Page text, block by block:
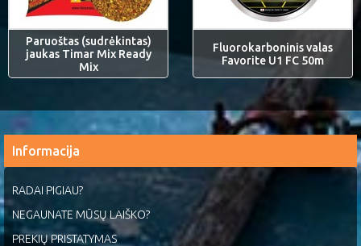
Paruoštas (sudrėkintas)
jaukas Timar Mix Ready
Mix
Fluorokarboninis valas
Favorite U1 FC 50m
Informacija
RADAI PIGIAU?
NEGAUNATE MŪSŲ LAIŠKO?
PREKIŲ PRISTATYMAS